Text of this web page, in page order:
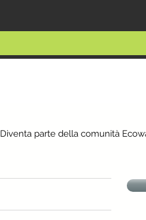
Diventa parte della comunità